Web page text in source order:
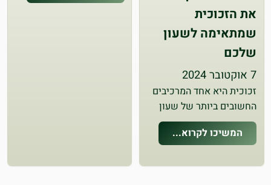
את הזכוכית
שמתאימה לשעון
שלכם
7 אוקטובר 2024
זכוכית היא אחד המרכיבים
החשובים ביותר של שעון
היד שלכם, מכיוון שהיא
מגנה על החוגה ועל התנועה
קטגוריות של זכוכית שעון:
המשיכו לקרוא...